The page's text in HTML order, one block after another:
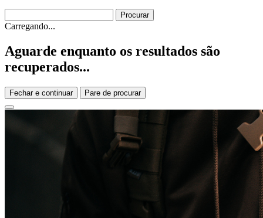
Carregando...
Aguarde enquanto os resultados são
recuperados...
Fechar e continuar Pare de procurar